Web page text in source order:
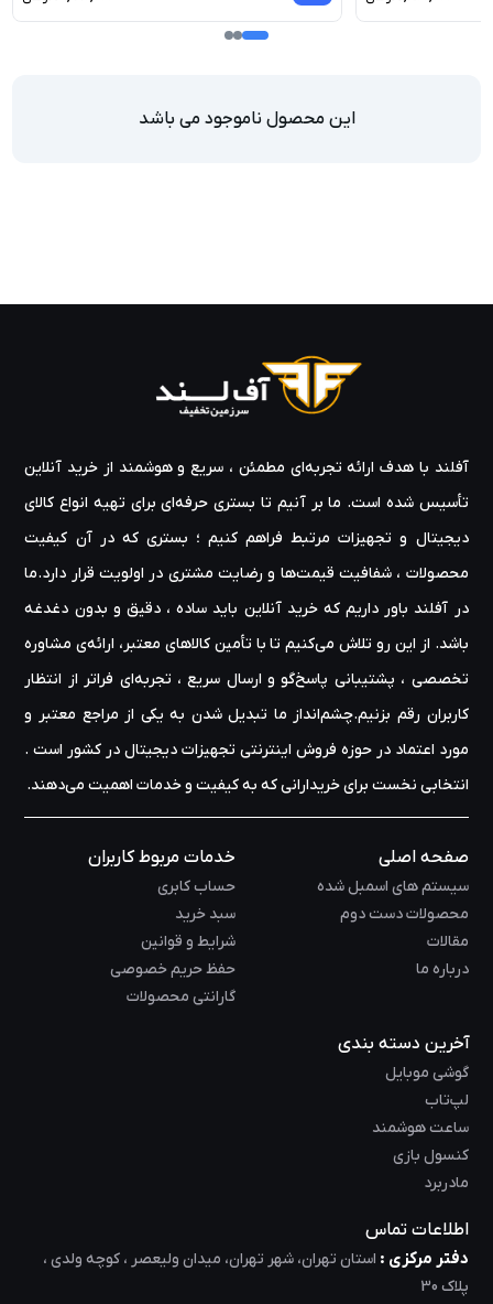
این محصول ناموجود می باشد
آفلند با هدف ارائه‌ تجربه‌ای مطمئن ، سریع و هوشمند از خرید آنلاین
تأسیس شده است. ما بر آنیم تا بستری حرفه‌ای برای تهیه‌ انواع کالای
دیجیتال و تجهیزات مرتبط فراهم کنیم ؛ بستری که در آن کیفیت
محصولات ، شفافیت قیمت‌ها و رضایت مشتری در اولویت قرار دارد.ما
در آفلند باور داریم که خرید آنلاین باید ساده ، دقیق و بدون دغدغه
باشد. از این رو تلاش می‌کنیم تا با تأمین کالاهای معتبر، ارائه‌ی مشاوره‌
تخصصی ، پشتیبانی پاسخ‌گو و ارسال سریع ، تجربه‌ای فراتر از انتظار
کاربران رقم بزنیم.چشم‌انداز ما تبدیل شدن به یکی از مراجع معتبر و
مورد اعتماد در حوزه‌ فروش اینترنتی تجهیزات دیجیتال در کشور است .
انتخابی نخست برای خریدارانی که به کیفیت و خدمات اهمیت می‌دهند.
صفحه اصلی
سیستم های اسمبل شده
محصولات دست دوم
مقالات
درباره ما
خدمات مربوط کاربران
حساب کابری
سبد خرید
شرایط و قوانین
حفظ حریم خصوصی
گارانتی محصولات
آخرین دسته بندی
گوشی موبایل
لپ‌تاب
ساعت هوشمند
کنسول بازی
مادربرد
اطلاعات تماس
دفتر مرکزی : استان تهران، شهر تهران، میدان ولیعصر ، کوچه ولدی ،
پلاک 30